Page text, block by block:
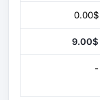
0.00$
9.00$
-